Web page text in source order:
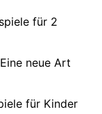
für 2
neue Art
für Kinder